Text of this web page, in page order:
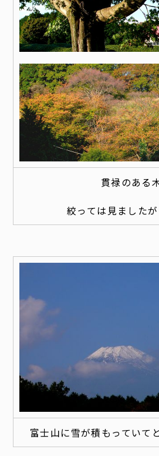
貫禄のある
絞っては見ましたが
富士山に雪が積もっていて